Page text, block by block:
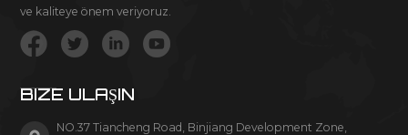
ve kaliteye önem veriyoruz.
BIZE ULAŞIN
NO.37 Tiancheng Road, Binjiang Development Zone,